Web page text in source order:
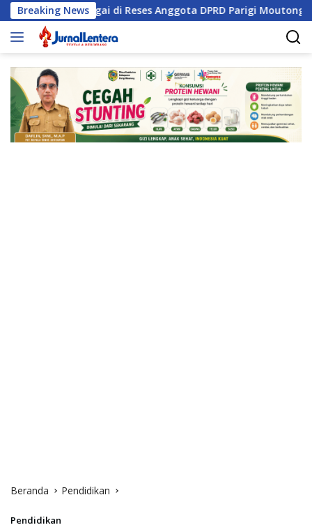
Langsung
ke
konten
Breaking News
Sungai di Reses Anggota DPRD Parigi Moutong
Beranda Pendidikan
Pendidikan